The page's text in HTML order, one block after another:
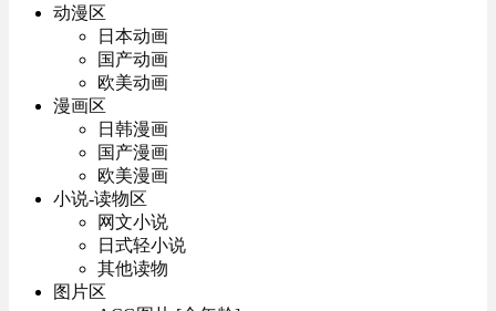
动漫区
日本动画
国产动画
欧美动画
漫画区
日韩漫画
国产漫画
欧美漫画
小说-读物区
网文小说
日式轻小说
其他读物
图片区